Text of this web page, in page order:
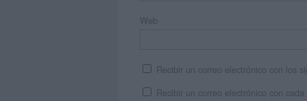
Web
Recibir un correo electrónico con los
Recibir un correo electrónico con